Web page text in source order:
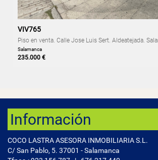
VIV765
Piso en venta. Calle Jose Luis Sert. Aldeatejada.
Salamanca
235.000 €
Información
COCO LASTRA ASESORA INMOBILIARIA S.L.
C/ San Pablo, 5. 37001 - Salamanca